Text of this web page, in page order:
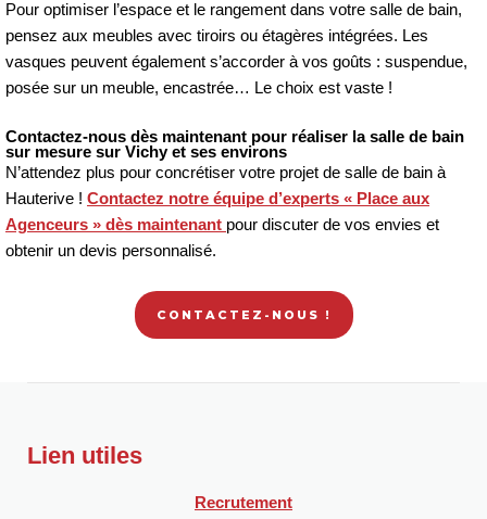
Pour optimiser l’espace et le rangement dans votre salle de bain,
pensez aux meubles avec tiroirs ou étagères intégrées. Les
vasques peuvent également s’accorder à vos goûts : suspendue,
posée sur un meuble, encastrée… Le choix est vaste !
Contactez-nous dès maintenant pour réaliser la salle de bain
sur mesure sur Vichy et ses environs
N’attendez plus pour concrétiser votre projet de salle de bain à
Hauterive ! Contactez notre équipe d’experts « Place aux
Agenceurs » dès maintenant pour discuter de vos envies et
obtenir un devis personnalisé.
CONTACTEZ-NOUS !
Lien utiles
Recrutement